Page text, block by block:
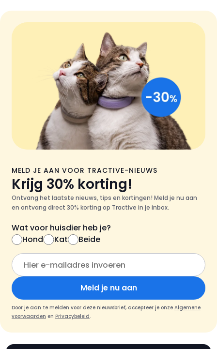
MELD JE AAN VOOR TRACTIVE-NIEUWS
Krijg 30% korting!
Ontvang het laatste nieuws, tips en kortingen! Meld je nu aan
en ontvang direct 30% korting op Tractive in je inbox.
Wat voor huisdier heb je?
Hond
Kat Beide
Meld je nu aan
Door je aan te melden voor deze nieuwsbrief, accepteer je onze Algemene
voorwaarden en Privacybeleid.